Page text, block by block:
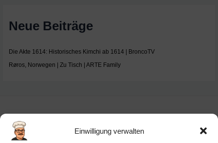
Einwilligung verwalten
Neue Beiträge
Die Akte 1614: Historisches Kimchi ab 1614 | BroncoTV
Røros, Norwegen | Zu Tisch | ARTE Family